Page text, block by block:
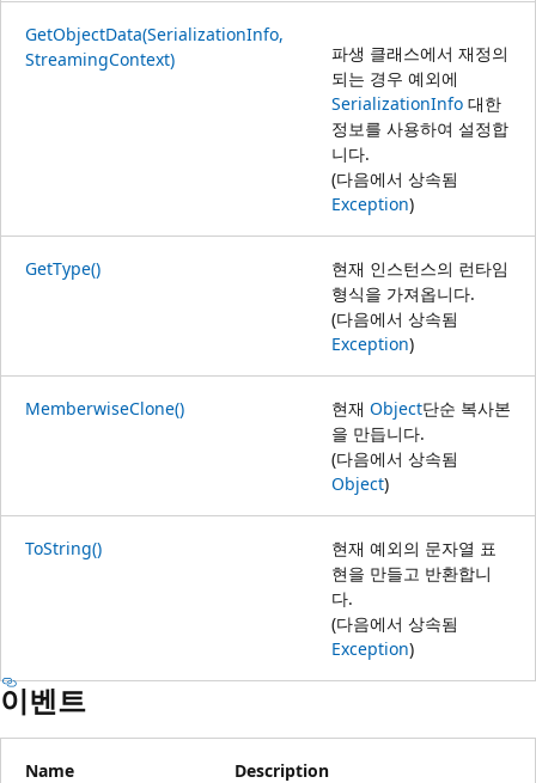
GetObjectData(SerializationInfo,
StreamingContext)
파생 클래스에서 재정의
되는 경우 예외에
SerializationInfo 대한
정보를 사용하여 설정합
니다.
(다음에서 상속됨
Exception)
GetType()
현재 인스턴스의 런타임
형식을 가져옵니다.
(다음에서 상속됨
Exception)
MemberwiseClone() 현재 Object단순 복사본
을 만듭니다.
(다음에서 상속됨
Object)
ToString()
현재 예외의 문자열 표
현을 만들고 반환합니
다.
(다음에서 상속됨
Exception)
이벤트
Name Description